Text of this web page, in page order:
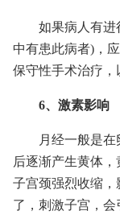
如果病人有进
中有患此病者)，
保守性手术治疗，
6、激素影响
月经一般是
后逐渐产生黄体
子宫颈强烈收缩
了，刺激子宫，会